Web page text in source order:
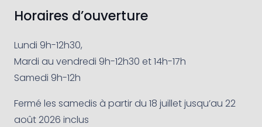
Horaires d’ouverture
Lundi 9h-12h30,
Mardi au vendredi 9h-12h30 et 14h-17h
Samedi 9h-12h
Fermé les samedis à partir du 18 juillet jusqu’au 22
août 2026 inclus